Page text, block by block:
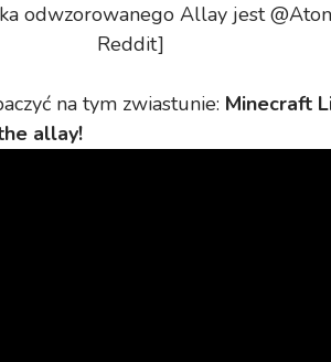
odwzorowanego Allay jest
Reddit]
na tym zwiastunie: Minecraft
allay!